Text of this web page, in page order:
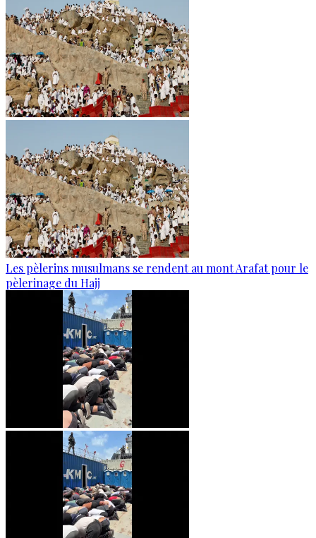
Les pèlerins musulmans se rendent au mont Arafat pour le
pèlerinage du Hajj